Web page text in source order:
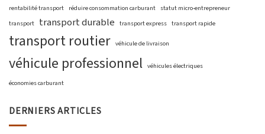
rentabilité transport réduire consommation carburant statut micro-entrepreneur
transport transport durable transport express transport rapide
transport routier véhicule de livraison
véhicule professionnel véhicules électriques
économies carburant
DERNIERS ARTICLES